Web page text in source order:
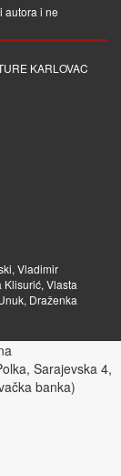
autora i ne
KARLOVAC
Vladimir
Vlasta
Draženka
Sarajevska 4,
banka)